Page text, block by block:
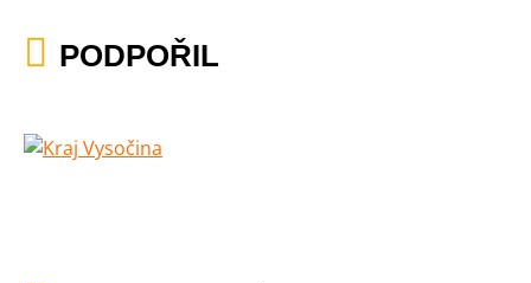
PODPOŘIL